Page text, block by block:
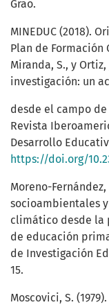
Grao.
MINEDUC (2018).
Plan de Formación
Miranda, S., y
investigación: un
desde el campo
Revista
Desarrollo
https://doi.org/
Moreno-
socioambientales
climático desde la
de educación
de Investigación
15.
Moscovici, S.